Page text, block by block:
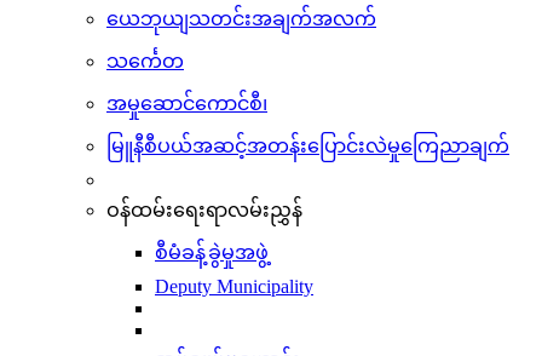
ယေဘုယျသတင်းအချက်အလက်
သင်္ကေတ
အမှုဆောင်ကောင်စီ၊
မြူနီစီပယ်အဆင့်အတန်းပြောင်းလဲမှုကြေညာချက်
ဝန်ထမ်းရေးရာလမ်းညွှန်
စီမံခန့်ခွဲမှုအဖွဲ့
Deputy Municipality